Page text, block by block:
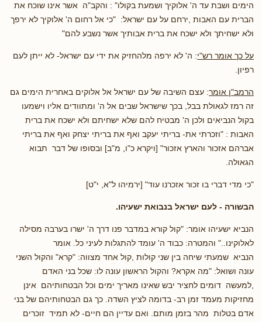
הימים ושבת עד ה' אלוקיך ושמעת בקולו" : והקב"ה אשר אינו שוכח את
הברית עם האבות ,ירחם על עם ישראל: "כי אל רחום ה' אלוקיך לא ירפך
ולא ישחיתך ולא ישכח את ברית אבותיך אשר נשבע להם"
על כך אומר רש"י: ה' לא ירפה מלהחזיק את ידי עם ישראל- לא ייתן לעם
רפיון.
הרמב"ן אומר: עצם השיבה של עם ישראל אל אלוקים באחרית הימים גם
זה רמז לגאולת בבל, בכך שישראל שבים אל ה' ומתוודים אליו וישמעו
בקול הנביאים ולכן ה' מבטיח להם שלא ישחיתם ולא ישכח את ברית
האבות : "וזכרתי את- בריתי יעקב ואף את בריתי יצחק ואף את בריתי
אברהם אזכור והארץ אזכור" [ויקרא כ"ו, מ"ב] ובסופו של דבר תבוא
הגאולה.
"כי מדי דברי בו זכור אזכרנו עוד" [ירמיהו ל"א, י"ט]
הבשורה - לעם ישראל בנבואת ישעיהו.
הנביא ישעיהו אומר: "קול קורא במדבר פנו דרך ה' ישרו בערבה מסילה
לאלוקינו.." והמטרה: כבוד ה' עומד להתגלות לעיני כל. אומר
הנביא שמעתי שיחה בין שני קולות ,קול אחד מצווה: "קרא" והקול השני
עונה ושואל: "מה אקרא? והקול הראשון עונה לו: שכל בני האדם
,למעשה דומים לחציר יבש שאינו מאריך ימים וכל הבטחותיהם אינן
מחזיקות מעמד זמן רב- בדומה לציץ השדה. כך גם הבטחותיהם של בני
אדם בטלות מהר בזמן מותם. ואם עדיין הם חיים- לא תמיד זוכרים